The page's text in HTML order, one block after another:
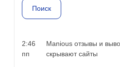
2:46
пп
Manious отзывы и
скрывают сайты